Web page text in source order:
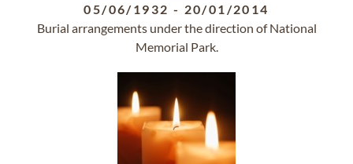
05/06/1932 - 20/01/2014
Burial arrangements under the direction of National
Memorial Park.